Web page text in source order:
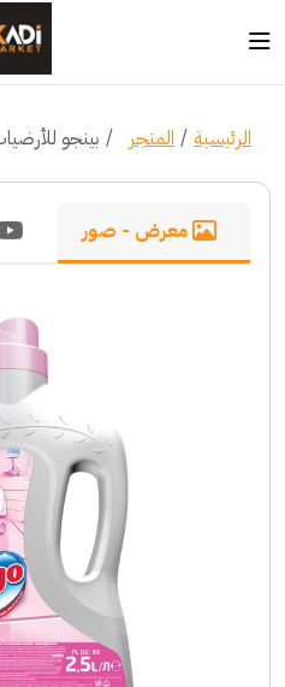
الرئيسية المتجر بينجو للأرضيات
معرض - صور